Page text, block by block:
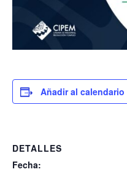
Añadir al calendario
DETALLES
Fecha: